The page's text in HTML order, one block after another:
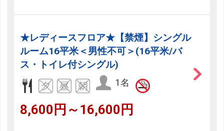
★レディースフロア★【禁煙】シングル
ルーム16平米＜男性不可＞(16平米/バ
ス・トイレ付シングル)
1名
8,600円～16,600円